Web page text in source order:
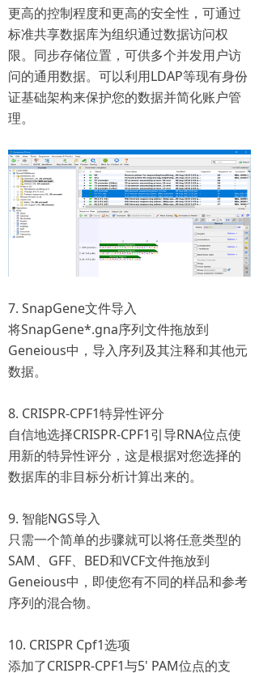
更高的控制程度和更高的安全性，可通过
标准共享数据库为组织通过数据访问权
限。同步存储位置，可供多个并发用户访
问的通用数据。可以利用LDAP等现有身份
证基础架构来保护您的数据并简化账户管
理。
7. SnapGene文件导入
将SnapGene*.gna序列文件拖放到
Geneious中，导入序列及其注释和其他元
数据。
8. CRISPR-CPF1特异性评分
自信地选择CRISPR-CPF1引导RNA位点使
用新的特异性评分，这是根据对您选择的
数据库的非目标分析计算出来的。
9. 智能NGS导入
只需一个简单的步骤就可以将任意类型的
SAM、GFF、BED和VCF文件拖放到
Geneious中，即使您有不同的样品和参考
序列的混合物。
10. CRISPR Cpf1选项
添加了CRISPR-CPF1与5' PAM位点的支